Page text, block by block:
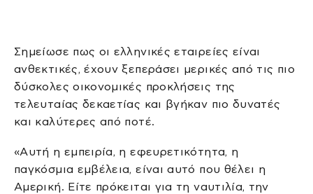
Σημείωσε πως οι ελληνικές εταιρείες είναι
ανθεκτικές, έχουν ξεπεράσει μερικές από τις πιο
δύσκολες οικονομικές προκλήσεις της
τελευταίας δεκαετίας και βγήκαν πιο δυνατές
και καλύτερες από ποτέ.
«Αυτή η εμπειρία, η εφευρετικότητα, η
παγκόσμια εμβέλεια, είναι αυτό που θέλει η
Αμερική. Είτε πρόκειται για τη ναυτιλία, την